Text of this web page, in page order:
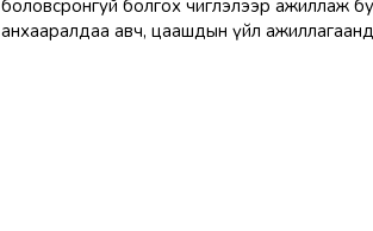
боловсронгуй болгох чиглэлээр ажиллаж
анхааралдаа авч, цаашдын үйл